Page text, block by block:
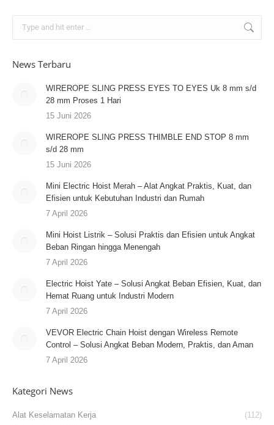
News Terbaru
WIREROPE SLING PRESS EYES TO EYES Uk 8 mm s/d
28 mm Proses 1 Hari
15 Juni 2026
WIREROPE SLING PRESS THIMBLE END STOP 8 mm
s/d 28 mm
15 Juni 2026
Mini Electric Hoist Merah – Alat Angkat Praktis, Kuat, dan
Efisien untuk Kebutuhan Industri dan Rumah
7 April 2026
Mini Hoist Listrik – Solusi Praktis dan Efisien untuk Angkat
Beban Ringan hingga Menengah
7 April 2026
Electric Hoist Yate – Solusi Angkat Beban Efisien, Kuat, dan
Hemat Ruang untuk Industri Modern
7 April 2026
VEVOR Electric Chain Hoist dengan Wireless Remote
Control – Solusi Angkat Beban Modern, Praktis, dan Aman
7 April 2026
Kategori News
Alat Keselamatan Kerja
(112)